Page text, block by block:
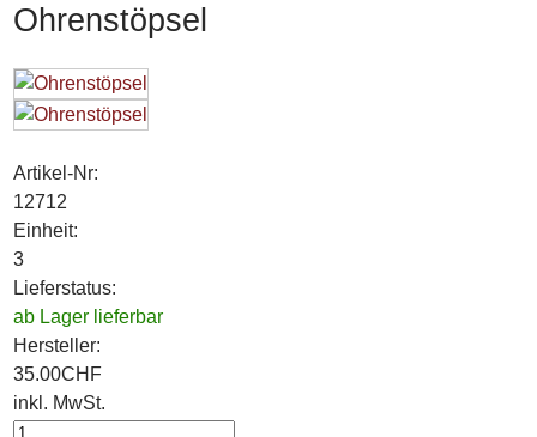
Ohrenstöpsel
Artikel-Nr:
12712
Einheit:
3
Lieferstatus:
ab Lager lieferbar
Hersteller:
35.00CHF
inkl. MwSt.